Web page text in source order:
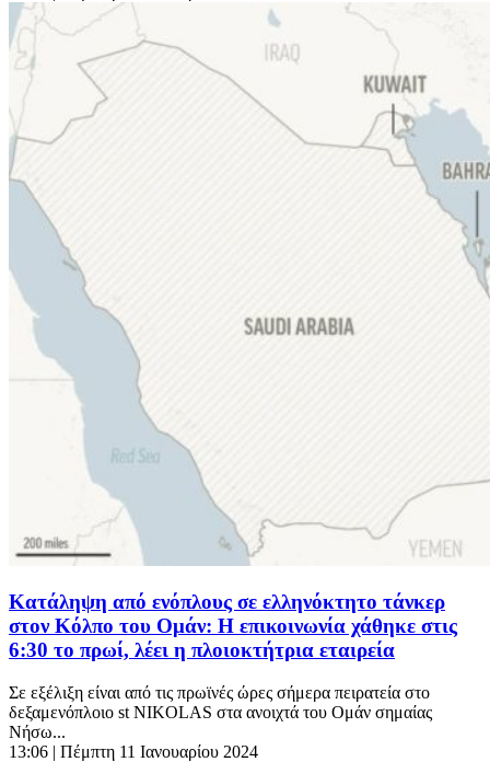
Κατάληψη από ενόπλους σε ελληνόκτητο τάνκερ
στον Κόλπο του Ομάν: Η επικοινωνία χάθηκε στις
6:30 το πρωί, λέει η πλοιοκτήτρια εταιρεία
Σε εξέλιξη είναι από τις πρωϊνές ώρες σήμερα πειρατεία στο
δεξαμενόπλοιο st NIKOLAS στα ανοιχτά του Ομάν σημαίας
Νήσω...
13:06 | Πέμπτη 11 Ιανουαρίου 2024